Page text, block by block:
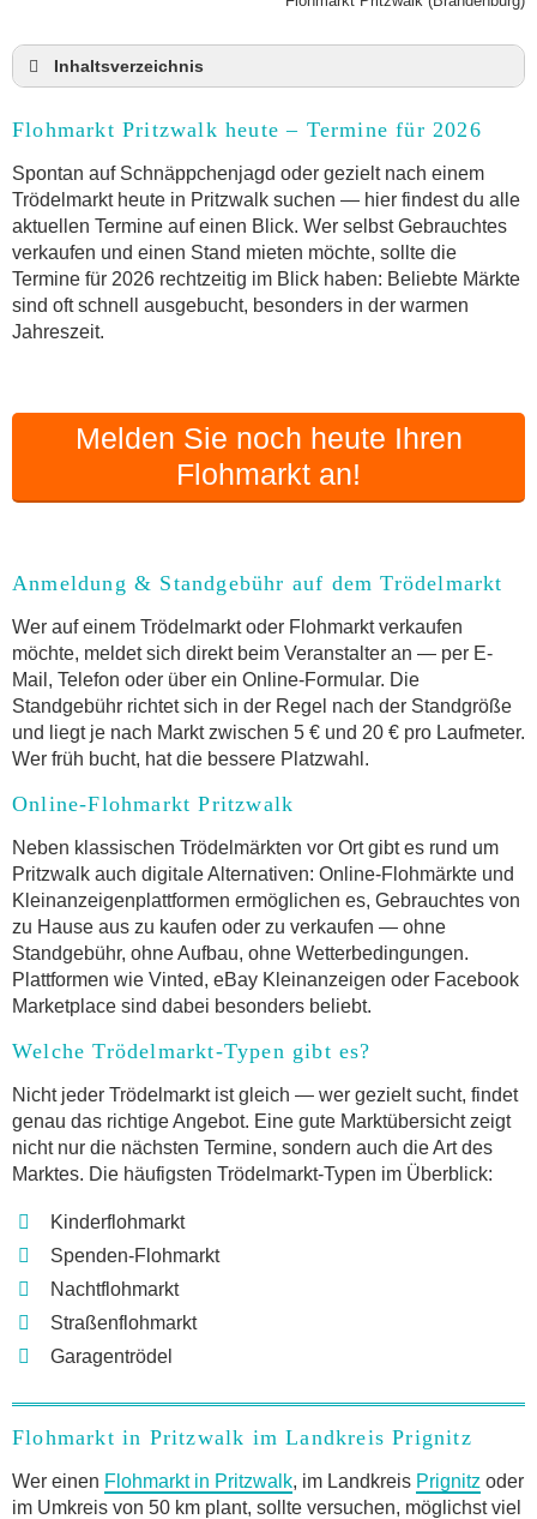
Inhaltsverzeichnis
Anmeldung & Standgebühr auf dem Trödelmarkt
Online-Flohmarkt Pritzwalk
Welche Trödelmarkt-Typen gibt es?
Aktuelle Flohmarkt-Termine für Pritzwalk und
Umgebung
Kleinanzeigen Pritzwalk als Alternative zum
Trödelmarkt
Flohmarkt-Termin melden
Flohmarkt Pritzwalk heute – Termine für 2026
Spontan auf Schnäppchenjagd oder gezielt nach einem
Trödelmarkt heute in Pritzwalk suchen — hier findest du alle
aktuellen Termine auf einen Blick. Wer selbst Gebrauchtes
verkaufen und einen Stand mieten möchte, sollte die
Termine für 2026 rechtzeitig im Blick haben: Beliebte Märkte
sind oft schnell ausgebucht, besonders in der warmen
Jahreszeit.
Melden Sie noch heute Ihren
Flohmarkt an!
Anmeldung & Standgebühr auf dem Trödelmarkt
Wer auf einem Trödelmarkt oder Flohmarkt verkaufen
möchte, meldet sich direkt beim Veranstalter an — per E-
Mail, Telefon oder über ein Online-Formular. Die
Standgebühr richtet sich in der Regel nach der Standgröße
und liegt je nach Markt zwischen 5 € und 20 € pro Laufmeter.
Wer früh bucht, hat die bessere Platzwahl.
Online-Flohmarkt Pritzwalk
Neben klassischen Trödelmärkten vor Ort gibt es rund um
Pritzwalk auch digitale Alternativen: Online-Flohmärkte und
Kleinanzeigenplattformen ermöglichen es, Gebrauchtes von
zu Hause aus zu kaufen oder zu verkaufen — ohne
Standgebühr, ohne Aufbau, ohne Wetterbedingungen.
Plattformen wie Vinted, eBay Kleinanzeigen oder Facebook
Marketplace sind dabei besonders beliebt.
Welche Trödelmarkt-Typen gibt es?
Nicht jeder Trödelmarkt ist gleich — wer gezielt sucht, findet
genau das richtige Angebot. Eine gute Marktübersicht zeigt
nicht nur die nächsten Termine, sondern auch die Art des
Marktes. Die häufigsten Trödelmarkt-Typen im Überblick:
Kinderflohmarkt
Spenden-Flohmarkt
Nachtflohmarkt
Straßenflohmarkt
Garagentrödel
Flohmarkt in Pritzwalk im Landkreis Prignitz
Wer einen Flohmarkt in Pritzwalk, im Landkreis Prignitz oder
im Umkreis von 50 km plant, sollte versuchen, möglichst viel